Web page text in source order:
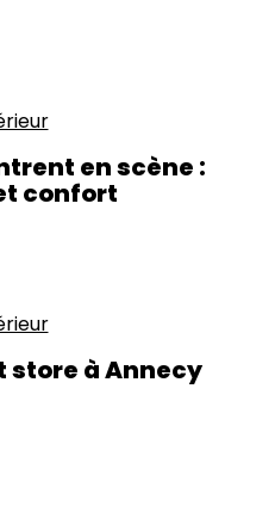
en scène :
confort
store à Annecy